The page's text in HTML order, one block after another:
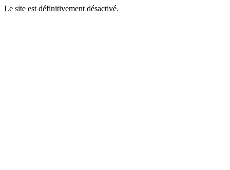
Le site est définitivement désactivé.